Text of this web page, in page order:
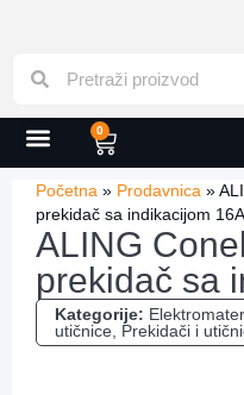
0
Početna » Prodavnica »
prekidač sa indikacijom 16A
ALING
prekidač sa
Kategorije:
utičnice Prekidači i